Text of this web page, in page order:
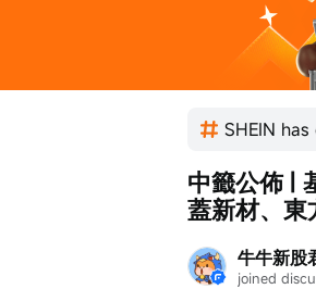
牛牛新股
joined
中籤公佈 |
蓋新材、東